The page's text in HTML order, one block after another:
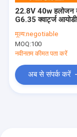
गुणवत्ता नियंत्रण
संपर्क करें
समाचार
एक उद्धरण का
22.8V 40w हलोजन
G6.35 क्वार्ट्ज
रिप्लेसमेंट
मूल्य:negotiable
MOQ:100
नवीनतम कीमत पता करें
अब से संपर्क करें